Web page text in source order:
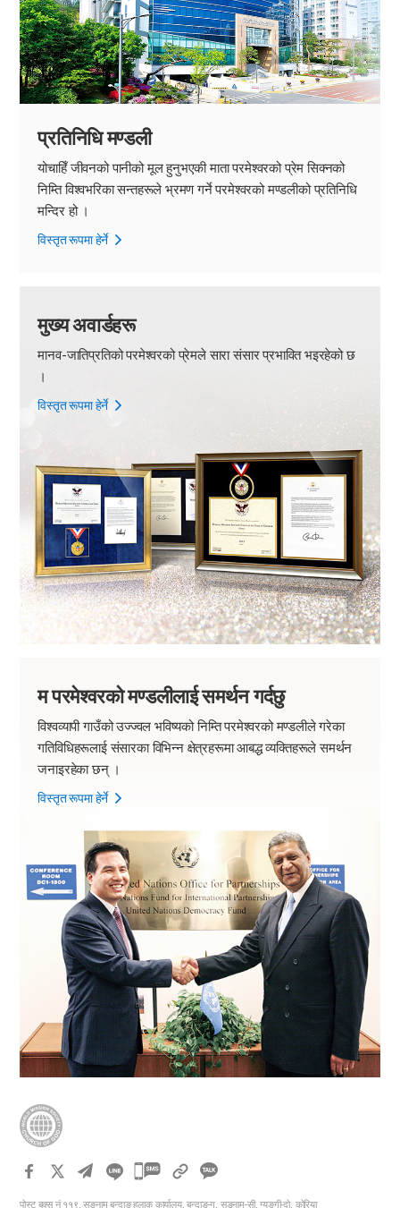
प्रतिनिधि मण्डली
योचाहिँ जीवनको पानीको मूल हुनुभएकी माता परमेश्वरको प्रेम सिक्नको
निम्ति विश्वभरिका सन्तहरूले भ्रमण गर्ने परमेश्वरको मण्डलीको प्रतिनिधि
मन्दिर हो ।
विस्तृत रूपमा हेर्ने
मुख्य अवार्डहरू
मानव-जातिप्रतिको परमेश्वरको प्रेमले सारा संसार प्रभावित भइरहेको छ
।
विस्तृत रूपमा हेर्ने
म परमेश्वरको मण्डलीलाई समर्थन गर्दछु
विश्वव्यापी गाउँको उज्ज्वल भविष्यको निम्ति परमेश्वरको मण्डलीले गरेका
गतिविधिहरूलाई संसारका विभिन्न क्षेत्रहरूमा आबद्ध व्यक्तिहरूले समर्थन
जनाइरहेका छन् ।
विस्तृत रूपमा हेर्ने
카
पोस्ट बक्स नं ११९, सङनाम बुन्दाङ हुलाक कार्यालय, बुन्दाङ-गु, सङनाम-सी, ग्यङगी-दो, कोरिया